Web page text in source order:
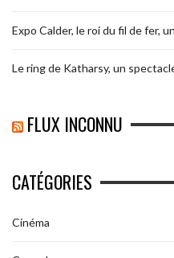
Expo Calder, le roi du fil de fer,
Le ring de Katharsy, un
FLUX INCONNU
CATÉGORIES
Cinéma